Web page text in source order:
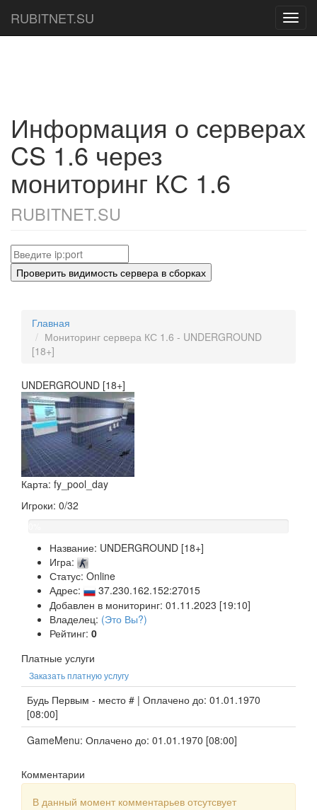
RUBITNET.SU
Информация о серверах
CS 1.6 через
мониторинг КС 1.6
RUBITNET.SU
Проверить видимость сервера в сборках
Главная
Мониторинг сервера КС 1.6 - UNDERGROUND
[18+]
UNDERGROUND [18+]
Карта: fy_pool_day
Игроки: 0/32
Название: UNDERGROUND [18+]
Игра:
Статус: Online
Адрес:
37.230.162.152:27015
Добавлен в мониторинг: 01.11.2023 [19:10]
Владелец: (Это Вы?)
Рейтинг: 0
Платные услуги
Заказать платную услугу
Будь Первым - место # | Оплачено до: 01.01.1970
[08:00]
GameMenu: Оплачено до: 01.01.1970 [08:00]
Комментарии
В данный момент комментарьев отсутсвует